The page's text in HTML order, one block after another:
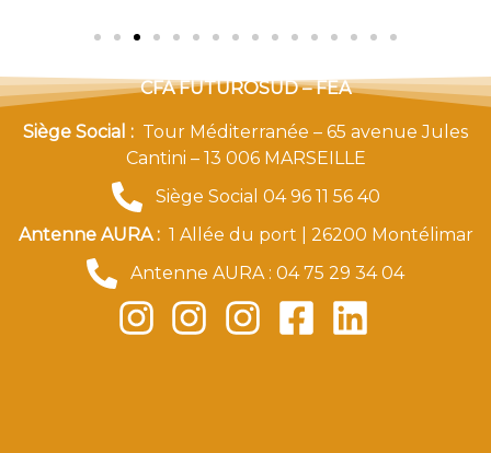
CFA FUTUROSUD – FEA
Siège Social : Tour Méditerranée – 65 avenue Jules
Cantini – 13 006 MARSEILLE
Siège Social 04 96 11 56 40
Antenne AURA : 1 Allée du port | 26200 Montélimar
Antenne AURA : 04 75 29 34 04